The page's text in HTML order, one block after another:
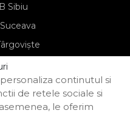
Sibiu
Mureș
continutul si
de retele sociale si
le oferim